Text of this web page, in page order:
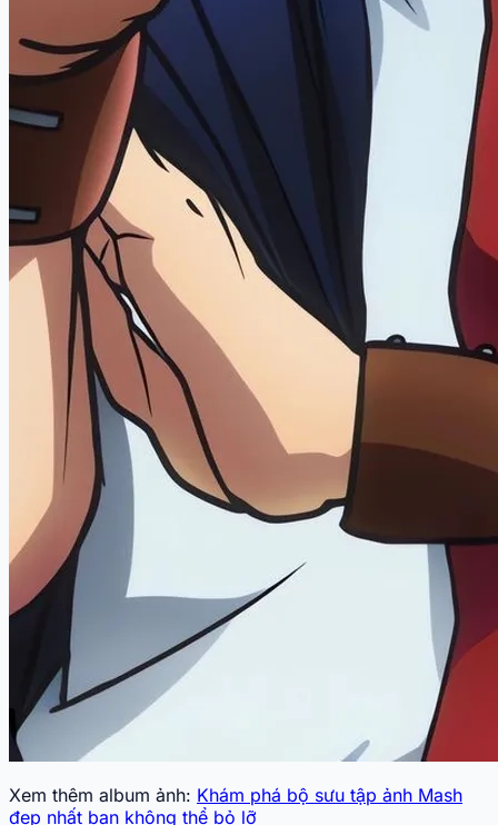
Xem thêm album ảnh: Khám phá bộ sưu tập ảnh Mash
đẹp nhất bạn không thể bỏ lỡ